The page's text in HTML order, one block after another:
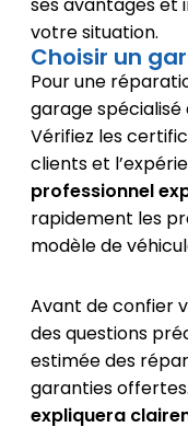
ses avantages et
votre situation.
Choisir un
Pour une
garage
Vérifiez les
clients et
professionnel
rapidement les
modèle de
Avant de confier
des questions
estimée des
garanties
expliquera